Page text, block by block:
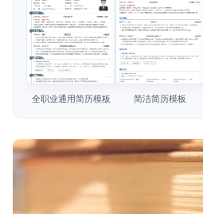
AI 职场工具 New
简历模板
简历教程
查看模板
全职业通用简历模板
查看模板
简洁简历模板